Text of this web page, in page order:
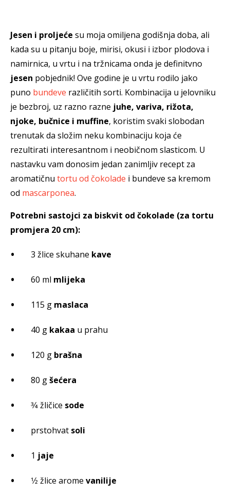
Jesen i proljeće su moja omiljena godišnja doba, ali
kada su u pitanju boje, mirisi, okusi i izbor plodova i
namirnica, u vrtu i na tržnicama onda je definitvno
jesen pobjednik! Ove godine je u vrtu rodilo jako
puno bundeve različitih sorti. Kombinacija u jelovniku
je bezbroj, uz razno razne juhe, variva, rižota,
njoke, bučnice i muffine, koristim svaki slobodan
trenutak da složim neku kombinaciju koja će
rezultirati interesantnom i neobičnom slasticom. U
nastavku vam donosim jedan zanimljiv recept za
aromatičnu tortu od čokolade i bundeve sa kremom
od mascarponea.
Potrebni sastojci za biskvit od čokolade (za tortu
promjera 20 cm):
3 žlice skuhane kave
60 ml mlijeka
115 g maslaca
40 g kakaa u prahu
120 g brašna
80 gšećera
3⁄4 žličice sode
prstohvat soli
1 jaje
1⁄2 žlice arome vanilije